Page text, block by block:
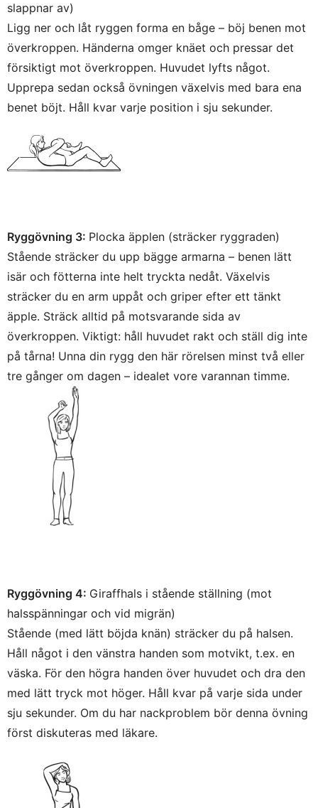
slappnar av)
Ligg ner och låt ryggen forma en båge – böj benen mot
överkroppen. Händerna omger knäet och pressar det
försiktigt mot överkroppen. Huvudet lyfts något.
Upprepa sedan också övningen växelvis med bara ena
benet böjt. Håll kvar varje position i sju sekunder.
Ryggövning 3: Plocka äpplen (sträcker ryggraden)
Stående sträcker du upp bägge armarna – benen lätt
isär och fötterna inte helt tryckta nedåt. Växelvis
sträcker du en arm uppåt och griper efter ett tänkt
äpple. Sträck alltid på motsvarande sida av
överkroppen. Viktigt: håll huvudet rakt och ställ dig inte
på tårna! Unna din rygg den här rörelsen minst två eller
tre gånger om dagen – idealet vore varannan timme.
Ryggövning 4: Giraffhals i stående ställning (mot
halsspänningar och vid migrän)
Stående (med lätt böjda knän) sträcker du på halsen.
Håll något i den vänstra handen som motvikt, t.ex. en
väska. För den högra handen över huvudet och dra den
med lätt tryck mot höger. Håll kvar på varje sida under
sju sekunder. Om du har nackproblem bör denna övning
först diskuteras med läkare.